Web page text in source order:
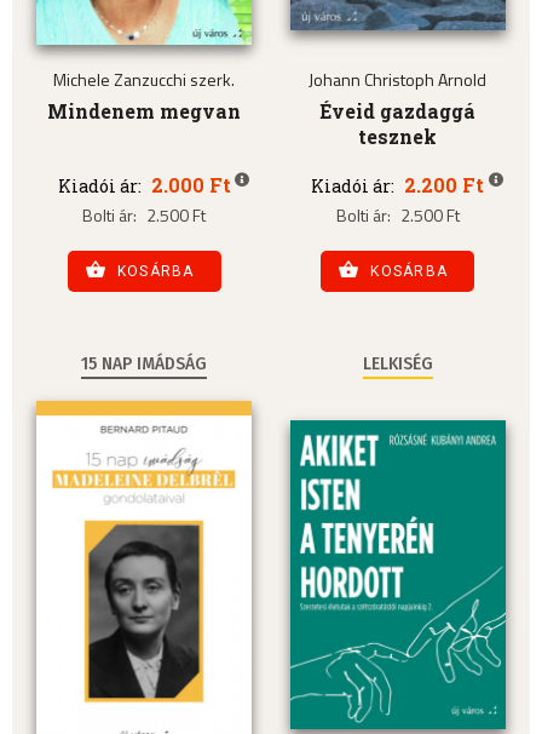
Michele Zanzucchi szerk.
Mindenem megvan
Kiadói ár: 2.000 Ft
Bolti ár: 2.500 Ft
KOSÁRBA
Johann Christoph Arnold
Éveid gazdaggá
tesznek
Kiadói ár: 2.200 Ft
Bolti ár: 2.500 Ft
KOSÁRBA
15 NAP IMÁDSÁG LELKISÉG